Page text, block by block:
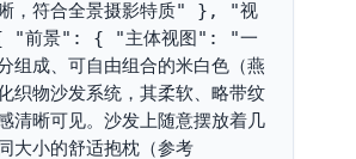
，符合全景摄影特质" }, "视
"前景": { "主体视图": "一
组成、可自由组合的米白色（燕
织物沙发系统，其柔软、略带纹
清晰可见。沙发上随意摆放着几
大小的舒适抱枕（参考